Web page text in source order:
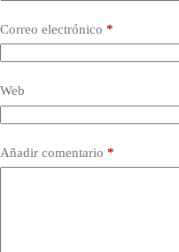
Correo electrónico *
Web
Añadir comentario *